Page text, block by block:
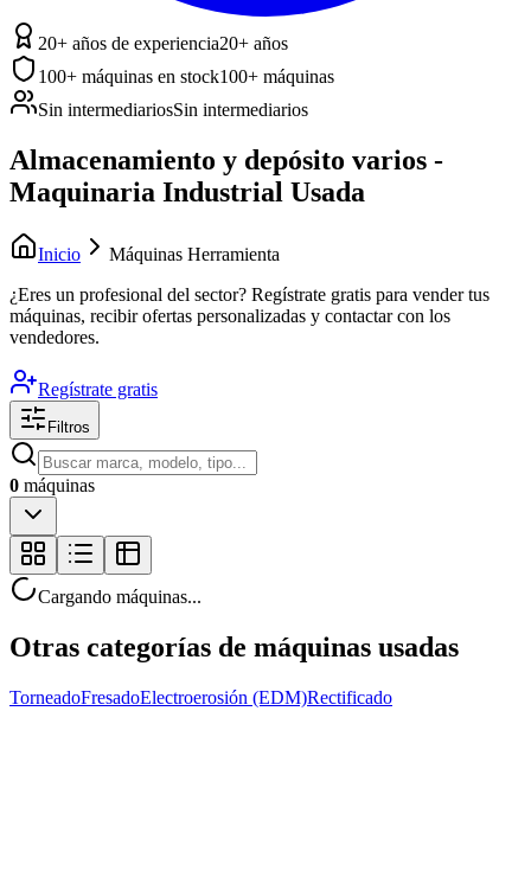
20+ años de experiencia20+ años
100+ máquinas en stock100+ máquinas
Sin intermediariosSin intermediarios
Almacenamiento y depósito varios -
Maquinaria Industrial Usada
Inicio
Máquinas Herramienta
¿Eres un profesional del sector? Regístrate gratis para vender tus
máquinas, recibir ofertas personalizadas y contactar con los
vendedores.
Regístrate gratis
Filtros
0 máquinas
Cargando máquinas...
Otras categorías de máquinas usadas
TorneadoFresadoElectroerosión (EDM)Rectificado